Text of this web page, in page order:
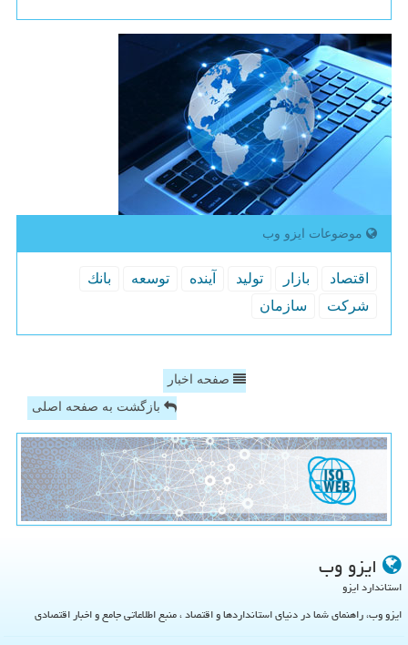
موضوعات ایزو وب
اقتصاد بازار تولید آینده توسعه
بانك
شركت
سازمان
صفحه اخبار
بازگشت به صفحه اصلی
ایزو وب
استاندارد ایزو
ایزو وب، راهنمای شما در دنیای استانداردها و اقتصاد ، منبع اطلاعاتی جامع و اخبار اقتصادی